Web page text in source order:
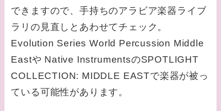
できますので、手持ちのアラビア楽器ライブ
ラリの見直しとあわせてチェック。
Evolution Series World Percussion Middle
Eastや Native InstrumentsのSPOTLIGHT
COLLECTION: MIDDLE EASTで楽器が被っ
ている可能性があります。